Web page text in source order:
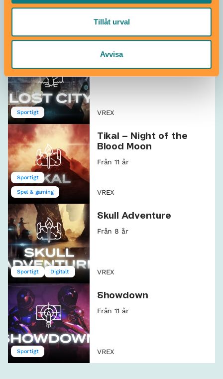
Tillåt urval
Avvisa
Sportigt
Lost City
Från 11 år
VREX
Sportigt
Spel & gaming
Tikal – Night of the
Blood Moon
Från 11 år
VREX
Sportigt Digitalt
Skull Adventure
Från 8 år
VREX
Sportigt
Showdown
Från 11 år
VREX